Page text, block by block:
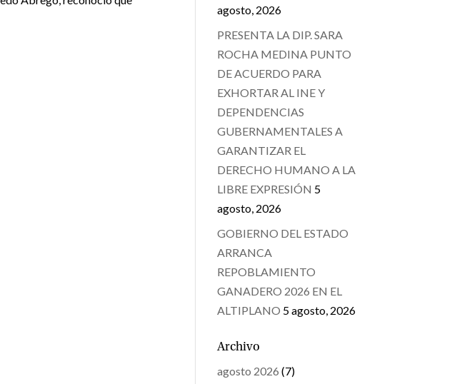
agosto, 2026
PRESENTA LA DIP. SARA
ROCHA MEDINA PUNTO
DE ACUERDO PARA
EXHORTAR AL INE Y
DEPENDENCIAS
GUBERNAMENTALES A
GARANTIZAR EL
DERECHO HUMANO A LA
LIBRE EXPRESIÓN 5
agosto, 2026
GOBIERNO DEL ESTADO
ARRANCA
REPOBLAMIENTO
GANADERO 2026 EN EL
ALTIPLANO 5 agosto, 2026
Archivo
agosto 2026 (7)